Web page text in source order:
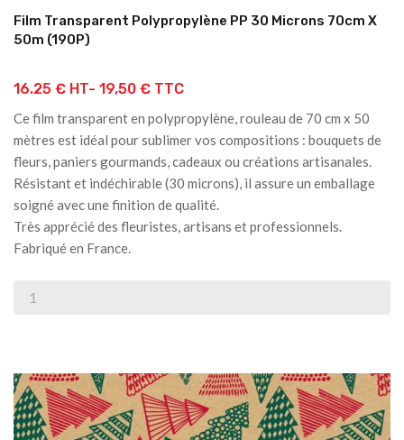
Film Transparent Polypropylène PP 30 Microns 70cm X
50m (190P)
16.25 € HT- 19,50 € TTC
Ce film transparent en polypropylène, rouleau de 70 cm x 50
mètres est idéal pour sublimer vos compositions : bouquets de
fleurs, paniers gourmands, cadeaux ou créations artisanales.
Résistant et indéchirable (30 microns), il assure un emballage
soigné avec une finition de qualité.
Très apprécié des fleuristes, artisans et professionnels.
Fabriqué en France.